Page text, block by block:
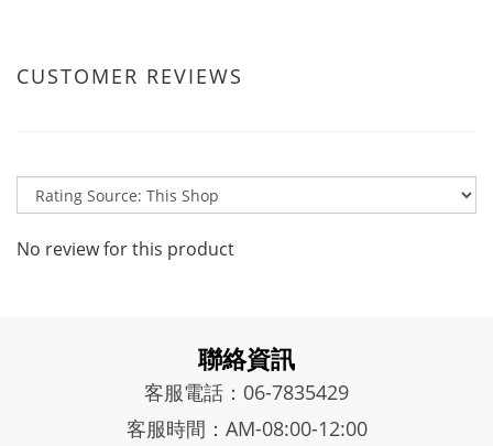
CUSTOMER REVIEWS
No review for this product
聯絡資訊
客服電話：06-7835429
客服時間：AM-08:00-12:00